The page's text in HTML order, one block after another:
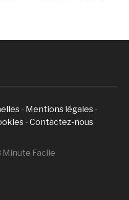
- Mentions légales -
- Contactez-nous
Minute Facile